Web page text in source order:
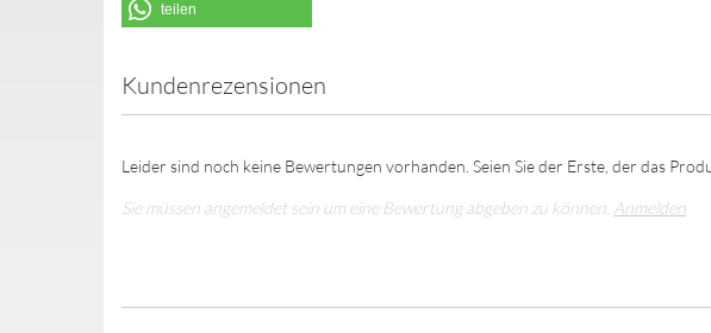
teilen
Kundenrezensionen
Leider sind noch keine Bewertungen vorhanden. Seien Sie der Erste, der das
Sie müssen angemeldet sein um eine Bewertung abgeben zu können. Anmelden